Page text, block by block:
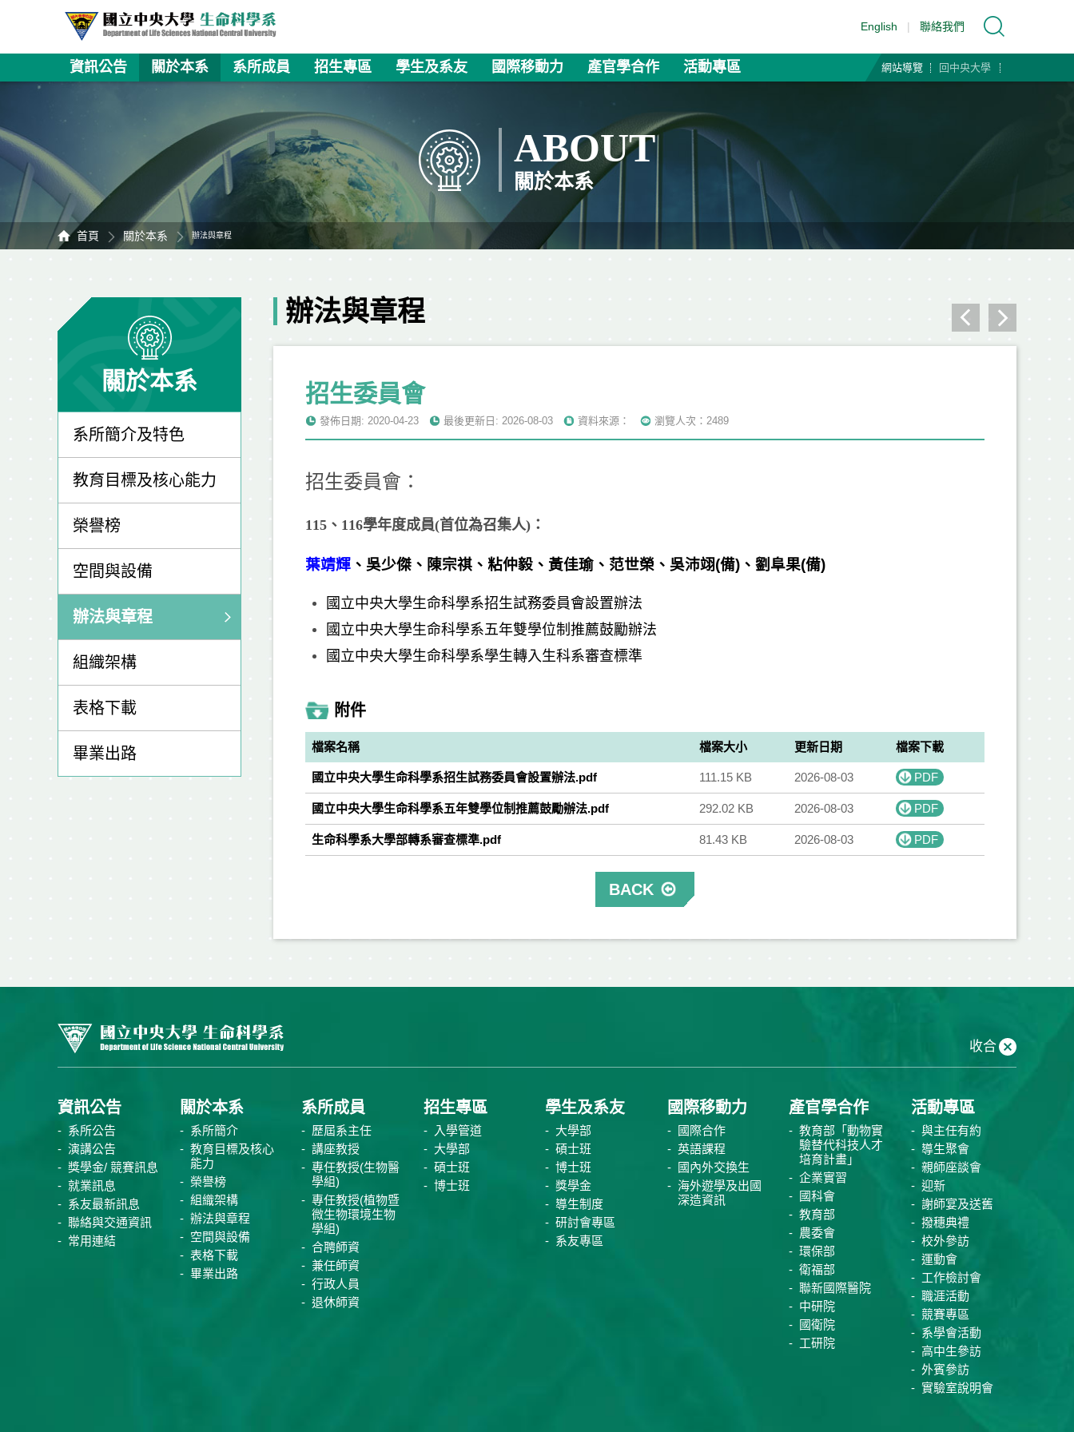
English | 聯絡我們
資訊公告 關於本系 系所成員 招生專區 學生及系友 國際移動力 產官學合作 活動專區 網站導覽 回中央大學
ABOUT
關於本系
首頁 關於本系 辦法與章程
關於本系
系所簡介及特色
教育目標及核心能力
榮譽榜
空間與設備
辦法與章程
組織架構
表格下載
畢業出路
辦法與章程
招生委員會
發佈日期: 2020-04-23 最後更新日: 2026-08-03 資料來源： 瀏覽人次：2489
招生委員會：
115、116學年度成員(首位為召集人)：
葉靖輝 、吳少傑、陳宗祺、粘仲毅、黃佳瑜、范世榮、吳沛翊(備) 、 劉阜果(備)
國立中央大學生命科學系招生試務委員會設置辦法
國立中央大學生命科學系五年雙學位制推薦鼓勵辦法
國立中央大學生命科學系學生轉入生科系審查標準
附件
檔案名稱 檔案大小 更新日期 檔案下載
國立中央大學生命科學系招生試務委員會設置辦法.pdf 111.15 KB 2026-08-03 PDF
國立中央大學生命科學系五年雙學位制推薦鼓勵辦法.pdf 292.02 KB 2026-08-03 PDF
生命科學系大學部轉系審查標準.pdf 81.43 KB 2026-08-03 PDF
BACK
收合
資訊公告
系所公告
演講公告
獎學金/ 競賽訊息
就業訊息
系友最新訊息
聯絡與交通資訊
常用連結
關於本系
系所簡介
教育目標及核心
能力
榮譽榜
組織架構
辦法與章程
空間與設備
表格下載
畢業出路
系所成員
歷屆系主任
講座教授
專任教授(生物醫
學組)
專任教授(植物暨
微生物環境生物
學組)
合聘師資
兼任師資
行政人員
退休師資
招生專區
入學管道
大學部
碩士班
博士班
學生及系友
大學部
碩士班
博士班
獎學金
導生制度
研討會專區
系友專區
國際移動力
國際合作
英語課程
國內外交換生
海外遊學及出國
深造資訊
產官學合作
教育部「動物實
驗替代科技人才
培育計畫」
企業實習
國科會
教育部
農委會
環保部
衛福部
聯新國際醫院
中研院
國衛院
工研院
活動專區
與主任有約
導生聚會
親師座談會
迎新
謝師宴及送舊
撥穗典禮
校外參訪
運動會
工作檢討會
職涯活動
競賽專區
系學會活動
高中生參訪
外賓參訪
實驗室說明會